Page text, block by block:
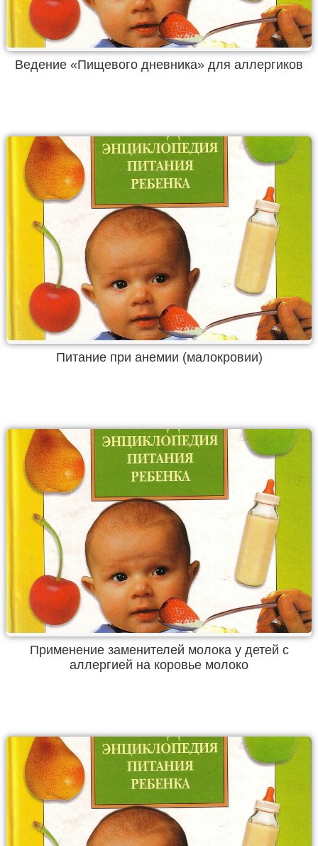
Ведение «Пищевого дневника» для аллергиков
Питание при анемии (малокровии)
Применение заменителей молока у детей с
аллергией на коровье молоко